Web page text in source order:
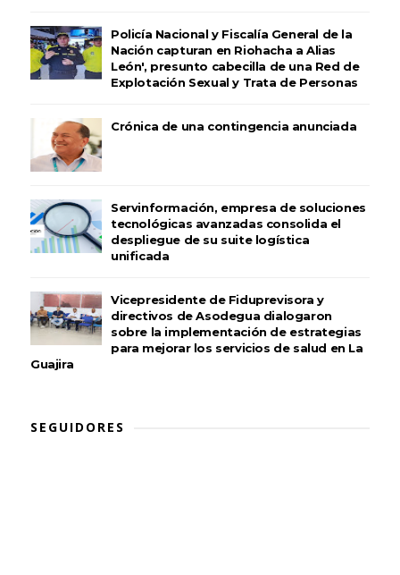
Policía Nacional y Fiscalía General de la
Nación capturan en Riohacha a Alias
León', presunto cabecilla de una Red de
Explotación Sexual y Trata de Personas
Crónica de una contingencia anunciada
Servinformación, empresa de soluciones
tecnológicas avanzadas consolida el
despliegue de su suite logística
unificada
Vicepresidente de Fiduprevisora y
directivos de Asodegua dialogaron
sobre la implementación de estrategias
para mejorar los servicios de salud en La
Guajira
SEGUIDORES